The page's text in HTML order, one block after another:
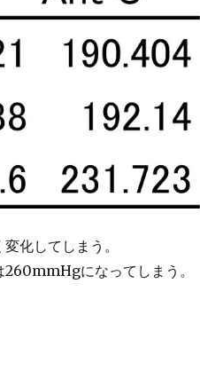
化してしまう。
になってしまう。